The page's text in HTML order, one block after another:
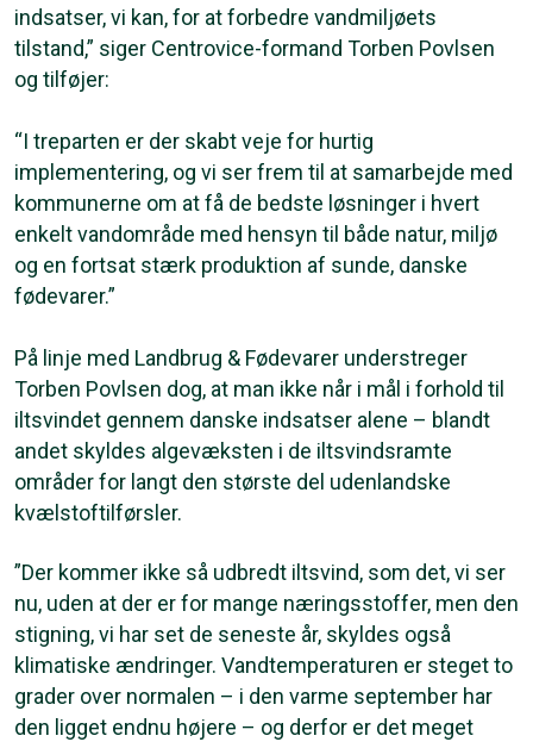
indsatser, vi kan, for at forbedre vandmiljøets
tilstand,” siger Centrovice-formand Torben Povlsen
og tilføjer:
“I treparten er der skabt veje for hurtig
implementering, og vi ser frem til at samarbejde med
kommunerne om at få de bedste løsninger i hvert
enkelt vandområde med hensyn til både natur, miljø
og en fortsat stærk produktion af sunde, danske
fødevarer.”
På linje med Landbrug & Fødevarer understreger
Torben Povlsen dog, at man ikke når i mål i forhold til
iltsvindet gennem danske indsatser alene – blandt
andet skyldes algevæksten i de iltsvindsramte
områder for langt den største del udenlandske
kvælstoftilførsler.
”Der kommer ikke så udbredt iltsvind, som det, vi ser
nu, uden at der er for mange næringsstoffer, men den
stigning, vi har set de seneste år, skyldes også
klimatiske ændringer. Vandtemperaturen er steget to
grader over normalen – i den varme september har
den ligget endnu højere – og derfor er det meget